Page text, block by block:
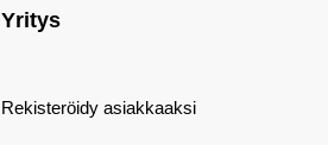
Yritys
Rekisteröidy asiakkaaksi